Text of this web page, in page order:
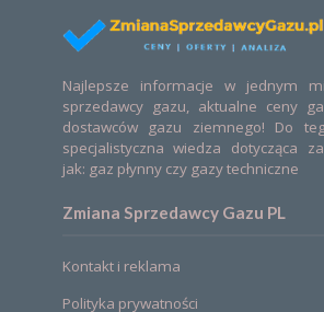
Najlepsze informacje w jednym
sprzedawcy gazu, aktualne ceny
dostawców gazu ziemnego! Do
specjalistyczna wiedza dotycząca
jak: gaz płynny czy gazy techniczne
Zmiana Sprzedawcy Gazu PL
Kontakt i reklama
Polityka prywatności